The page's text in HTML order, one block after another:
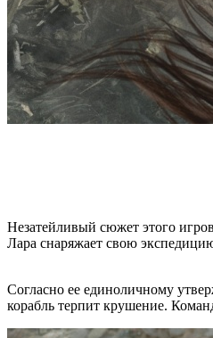
Незатейливый сюжет этого
Лара снаряжает свою
Согласно ее единоличному
корабль терпит крушение.